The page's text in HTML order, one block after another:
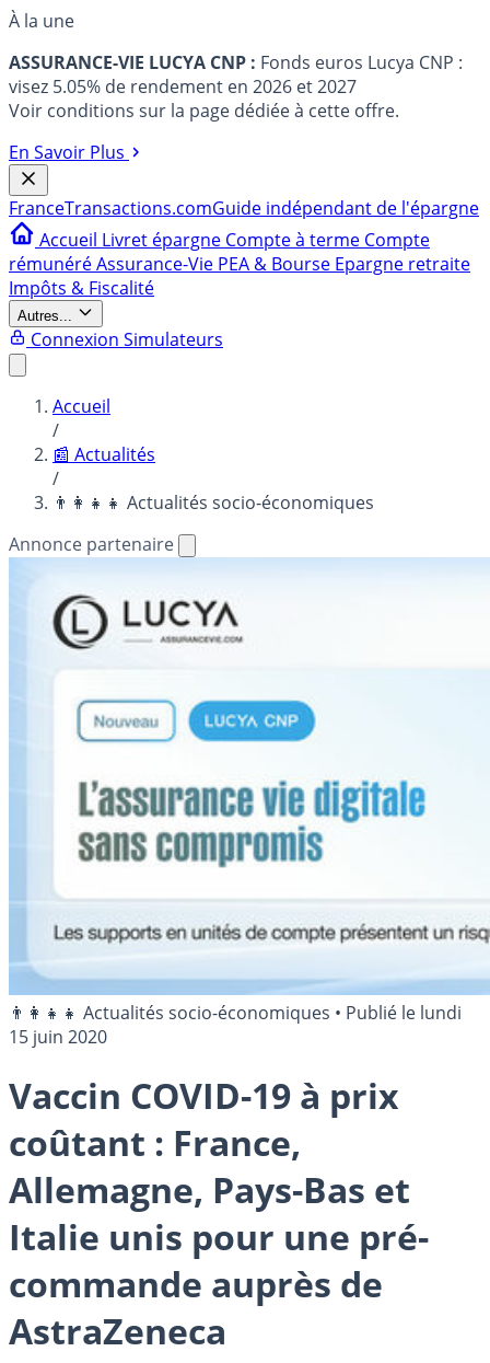
À la une
ASSURANCE-VIE LUCYA CNP : Fonds euros Lucya CNP :
visez 5.05% de rendement en 2026 et 2027
Voir conditions sur la page dédiée à cette offre.
En Savoir Plus
FranceTransactions.comGuide indépendant de l'épargne
Accueil Livret épargne Compte à terme Compte
rémunéréAssurance-Vie PEA & Bourse Epargne retraite
Impôts & Fiscalité
Autres...
Connexion Simulateurs
Accueil
/
📰 Actualités
/
👨‍👩‍👧‍👧 Actualités socio-économiques
Annonce partenaire
👨‍👩‍👧‍👧 Actualités socio-économiques • Publié le lundi
15 juin 2020
Vaccin COVID-19 à prix
coûtant : France,
Allemagne, Pays-Bas et
Italie unis pour une pré-
commande auprès de
AstraZeneca